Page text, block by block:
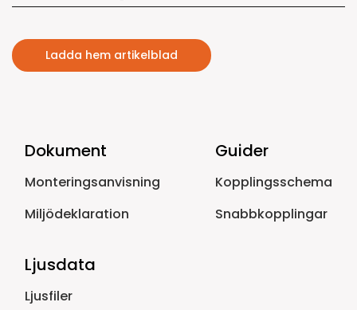
Ladda hem artikelblad
Dokument
Monteringsanvisning
Miljödeklaration
Guider
Kopplingsschema
Snabbkopplingar
Ljusdata
Ljusfiler